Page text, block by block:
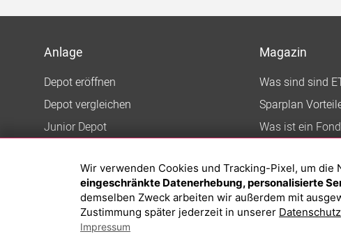
Anlage
Depot eröffnen
Depot vergleichen
Junior Depot
Top-Fonds
Fonds-Suche
Magazin
Was sind sind
Sparplan
Was ist ein
Wir verwenden Cookies und Tracking-Pixel, um
eingeschränkte Datenerhebung, personalisierte
demselben Zweck arbeiten wir außerdem mit
Zustimmung später jederzeit in unserer
Impressum